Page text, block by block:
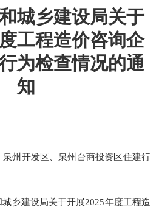
城乡建设局关于
工程造价咨询企
为检查情况的通
知
州开发区、泉州台商投资区住建行
建设局关于开展2025年度工程造